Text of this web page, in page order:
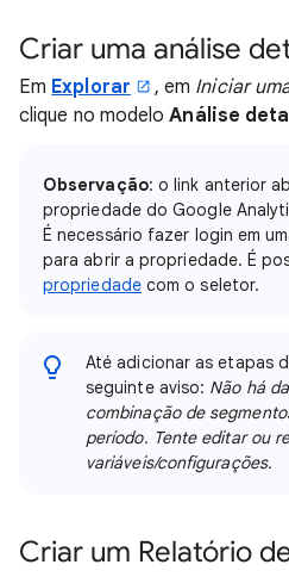
Criar uma análise
Em Explorar , em Iniciar
clique no modeloAnálise
Observação: o link anterior
propriedade do Google
É necessário fazer login em
para abrir a propriedade. É
propriedadecom o seletor.
Até adicionar as etapas
seguinte aviso: Não há
combinação de
período. Tente editar ou
variáveis/configurações.
Criar um Relatório